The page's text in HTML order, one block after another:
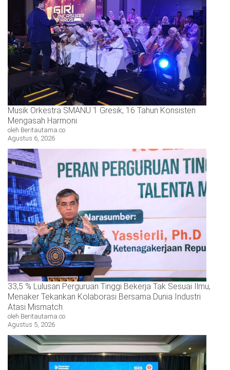
Musik Orkestra SMANU 1 Gresik, 16 Tahun Konsisten
Mengasah Harmoni
oleh Beritautama.co
Agustus 6, 2026
33,5 % Lulusan Perguruan Tinggi Bekerja Tak Sesuai Ilmu,
Menaker Tekankan Kolaborasi Bersama Dunia Industri
Atasi Mismatch
oleh Beritautama.co
Agustus 5, 2026